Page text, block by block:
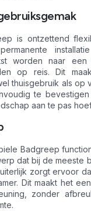
is ontzettend
worden naar
op reis. Dit
thuisgebruik als op
te bevestigen
aan te pas
Badgreep
dat bij de meeste
zorgt ervoor
Dit maakt het
zonder